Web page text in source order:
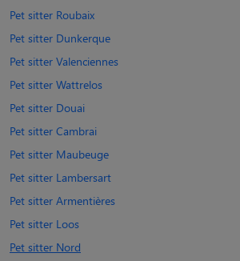
Pet sitter Roubaix
Pet sitter Dunkerque
Pet sitter Valenciennes
Pet sitter Wattrelos
Pet sitter Douai
Pet sitter Cambrai
Pet sitter Maubeuge
Pet sitter Lambersart
Pet sitter Armentières
Pet sitter Loos
Pet sitter Nord